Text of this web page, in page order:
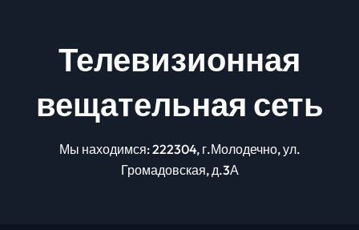
Телевизионная
вещательная сеть
Мы находимся: 222304, г.Молодечно, ул.
Громадовская, д.3А